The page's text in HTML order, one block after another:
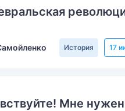
История 17
Мне